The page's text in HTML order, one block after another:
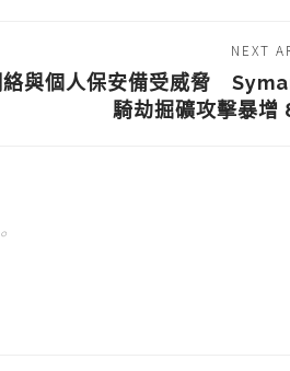
NEXT
絡與個人保安備受威脅
騎劫掘礦攻擊暴增